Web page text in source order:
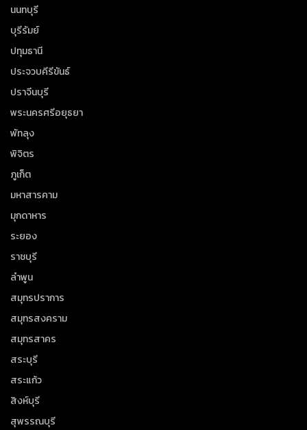
นนทบุรี
บุรีรัมย์
ปทุมธานี
ประจวบคีรีขันธ์
ปราจีนบุรี
พระนครศรีอยุธยา
พัทลุง
พิจิตร
ภูเก็ต
มหาสารคาม
มุกดาหาร
ระยอง
ราชบุรี
ลำพูน
สมุทรปราการ
สมุทรสงคราม
สมุทรสาคร
สระบุรี
สระแก้ว
สิงห์บุรี
สุพรรณบุรี